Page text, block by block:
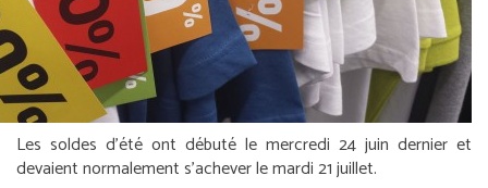
Les soldes d’été ont débuté le mercredi 24 juin dernier et
devaient normalement s’achever le mardi 21 juillet.